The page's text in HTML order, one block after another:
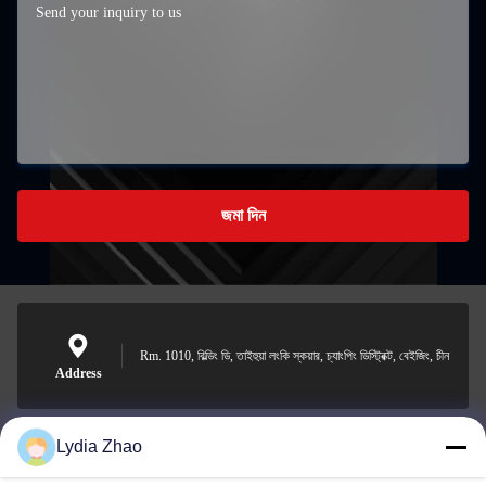
জমা দিন
Address
Rm. 1010, বিল্ডিং ডি, তাইহুয়া লংকি স্কয়ার, চ্যাংপিং ডিস্ট্রিক্ট, বেইজিং, চীন
jesingd@vip.sina.com
Lydia Zhao